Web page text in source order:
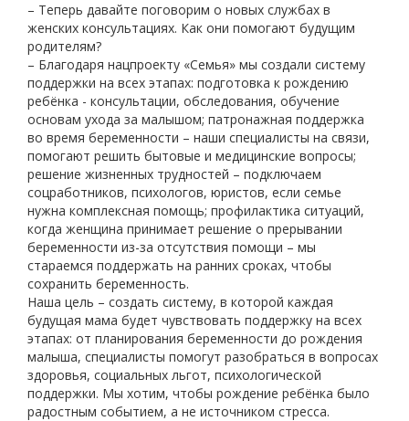
– Теперь давайте поговорим о новых службах в
женских консультациях. Как они помогают будущим
родителям?
– Благодаря нацпроекту «Семья» мы создали систему
поддержки на всех этапах: подготовка к рождению
ребёнка - консультации, обследования, обучение
основам ухода за малышом; патронажная поддержка
во время беременности – наши специалисты на связи,
помогают решить бытовые и медицинские вопросы;
решение жизненных трудностей – подключаем
соцработников, психологов, юристов, если семье
нужна комплексная помощь; профилактика ситуаций,
когда женщина принимает решение о прерывании
беременности из-за отсутствия помощи – мы
стараемся поддержать на ранних сроках, чтобы
сохранить беременность.
Наша цель – создать систему, в которой каждая
будущая мама будет чувствовать поддержку на всех
этапах: от планирования беременности до рождения
малыша, специалисты помогут разобраться в вопросах
здоровья, социальных льгот, психологической
поддержки. Мы хотим, чтобы рождение ребёнка было
радостным событием, а не источником стресса.